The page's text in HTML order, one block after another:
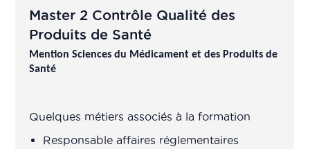
Chargé accès au marché
Master 2 Contrôle Qualité des
Produits de Santé
Mention Sciences du Médicament et des Produits de
Santé
Quelques métiers associés à la formation
Responsable affaires réglementaires